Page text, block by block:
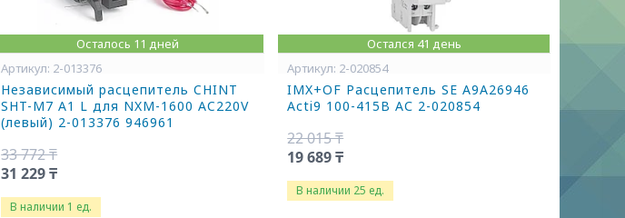
Осталось 11 дней
2-013376
Независимый расцепитель CHINT
SHT-M7 A1 L для NXM-1600 AC220V
(левый) 2-013376 946961
33 772 ₸
31 229 ₸
В наличии 1 ед.
Остался 41 день
2-020854
IMX+OF Расцепитель SE A9A26946
Acti9 100-415В АС 2-020854
22 015 ₸
19 689 ₸
В наличии 25 ед.